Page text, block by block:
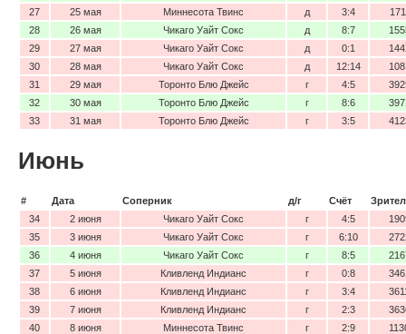
27
25 мая Миннесота Твинс д 3:4
28
26 мая Чикаго Уайт Сокс д 8:7
29
27 мая Чикаго Уайт Сокс д 0:1
30
28 мая Чикаго Уайт Сокс д 12:14
31
29 мая Торонто Блю Джейс г 4:5
32
30 мая Торонто Блю Джейс г 8:6
33
31 мая Торонто Блю Джейс г 3:5
Июнь
# Дата Соперник д/г Счёт
34
2 июня Чикаго Уайт Сокс г 4:5
35
3 июня Чикаго Уайт Сокс г 6:10
36
4 июня Чикаго Уайт Сокс г 8:5
37
5 июня Кливленд Индианс г 0:8
38
6 июня Кливленд Индианс г 3:4
39
7 июня Кливленд Индианс г 2:3
40
8 июня Миннесота Твинс г 2:9